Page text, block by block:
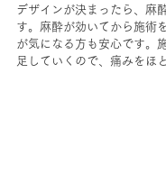
デザインが決まったら、麻
す。麻酔が効いてから施術
が気になる方も安心です。
足していくので、痛みをほ